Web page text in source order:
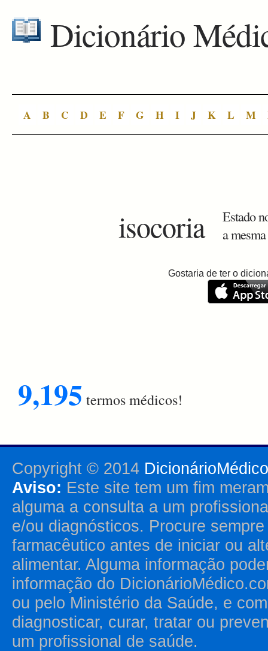
Dicionário
A B C D E F G H I J K L M
isocoria
Estado
a
Gostaria de ter o
9,195 termos médicos!
Copyright © 2014
Aviso: Este site tem um fim
alguma a consulta a um
e/ou diagnósticos. Procure
farmacêutico antes de iniciar ou
alimentar. Alguma informação
informação do
ou pelo Ministério da Saúde, e
diagnosticar, curar, tratar ou
um profissional de saúde.